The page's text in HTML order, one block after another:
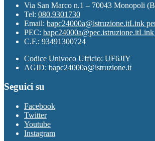
Via San Marco n.1 – 70043 Monopoli
Tel: 080.9301730
Email: bapc24000a@istruzione.itLink
PEC: bapc24000a@pec.istruzione.itLink
C.F.: 93491300724
Codice Univoco Ufficio: UF6JIY
AGID: bapc24000a@istruzione.it
Seguici su
Facebook
Twitter
Youtube
Instagram